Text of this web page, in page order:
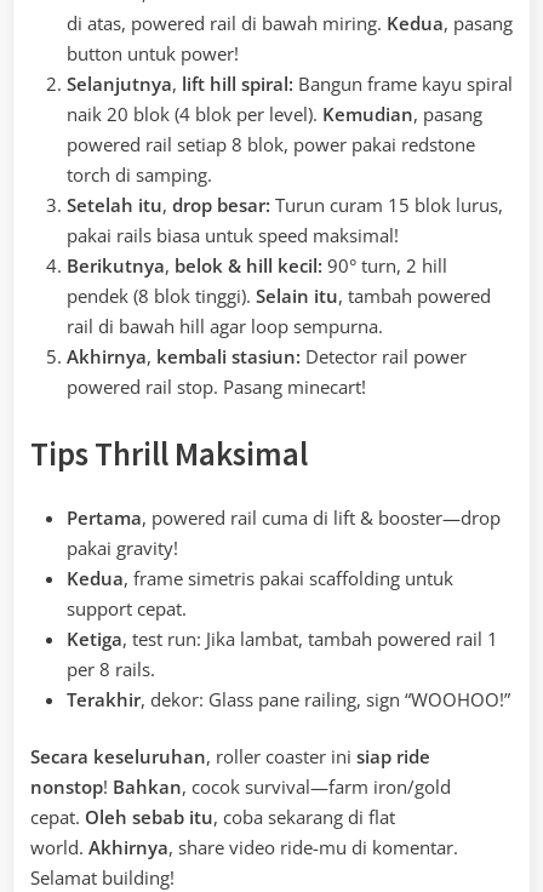
di atas, powered rail di bawah miring. Kedua, pasang
button untuk power!
Selanjutnya, lift hill spiral: Bangun frame kayu spiral
naik 20 blok (4 blok per level). Kemudian, pasang
powered rail setiap 8 blok, power pakai redstone
torch di samping.
Setelah itu, drop besar: Turun curam 15 blok lurus,
pakai rails biasa untuk speed maksimal!
Berikutnya, belok & hill kecil: 90° turn, 2 hill
pendek (8 blok tinggi). Selain itu, tambah powered
rail di bawah hill agar loop sempurna.
Akhirnya, kembali stasiun: Detector rail power
powered rail stop. Pasang minecart!
Tips Thrill Maksimal
Pertama, powered rail cuma di lift & booster—drop
pakai gravity!
Kedua, frame simetris pakai scaffolding untuk
support cepat.
Ketiga, test run: Jika lambat, tambah powered rail 1
per 8 rails.
Terakhir, dekor: Glass pane railing, sign “WOOHOO!”
Secara keseluruhan, roller coaster ini siap ride
nonstop! Bahkan, cocok survival—farm iron/gold
cepat. Oleh sebab itu, coba sekarang di flat
world. Akhirnya, share video ride-mu di komentar.
Selamat building!